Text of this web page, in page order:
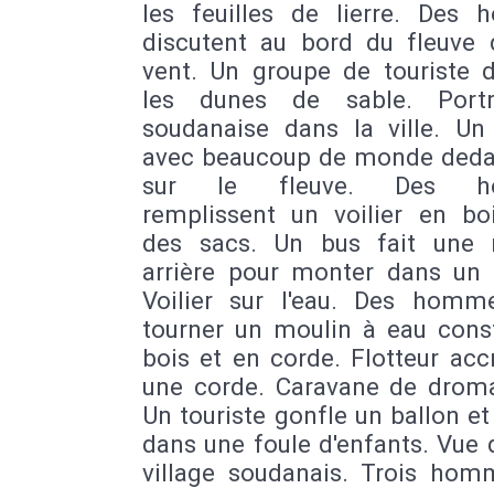
les feuilles de lierre. Des
discutent au bord du fleuve
vent. Un groupe de touriste
les dunes de sable.
soudanaise dans la ville. Un
avec beaucoup de monde
sur le fleuve. Des
remplissent un voilier en
des sacs. Un bus fait une
arrière pour monter dans un
Voilier sur l'eau. Des
tourner un moulin à eau
bois et en corde. Flotteur
une corde. Caravane de
Un touriste gonfle un ballon
dans une foule d'enfants. Vue
village soudanais. Trois